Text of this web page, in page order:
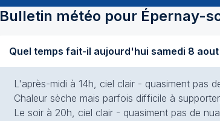
Bulletin météo pour Épernay-
Quel temps
L'après-midi à 14h, ciel clair - quasiment pas
Chaleur sèche mais parfois difficile à
Le soir à 20h, ciel clair - quasiment pas de